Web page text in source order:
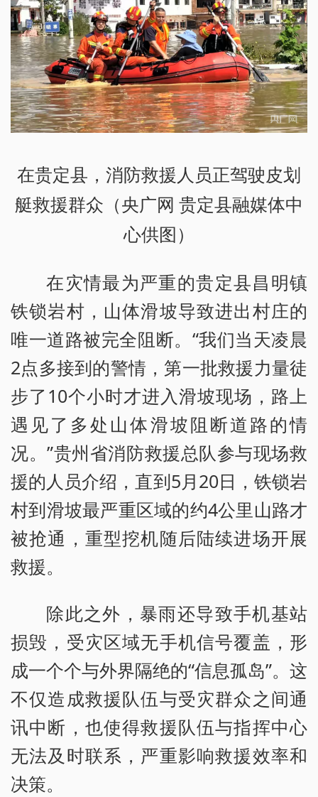
在贵定县，消防救援人员正驾驶皮划
艇救援群众（央广网 贵定县融媒体中
心供图）
在灾情最为严重的贵定县昌明镇
铁锁岩村，山体滑坡导致进出村庄的
唯一道路被完全阻断。“我们当天凌晨
2点多接到的警情，第一批救援力量徒
步了10个小时才进入滑坡现场，路上
遇见了多处山体滑坡阻断道路的情
况。”贵州省消防救援总队参与现场救
援的人员介绍，直到5月20日，铁锁岩
村到滑坡最严重区域的约4公里山路才
被抢通，重型挖机随后陆续进场开展
救援。
除此之外，暴雨还导致手机基站
损毁，受灾区域无手机信号覆盖，形
成一个个与外界隔绝的“信息孤岛”。这
不仅造成救援队伍与受灾群众之间通
讯中断，也使得救援队伍与指挥中心
无法及时联系，严重影响救援效率和
决策。